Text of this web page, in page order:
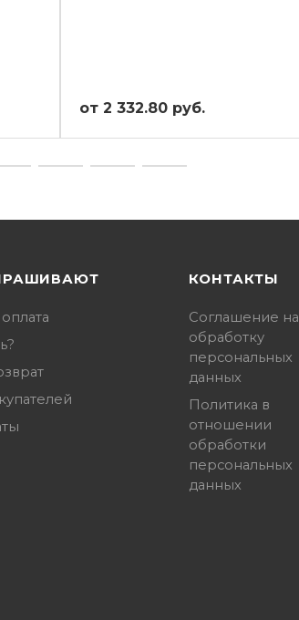
от 2 332.80 руб.
КОНТАКТЫ
Соглашение на
обработку
персональных
данных
Политика в
отношении
обработки
персональных
данных